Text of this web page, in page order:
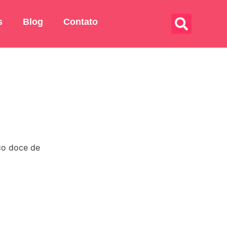
Blog Contato
doce de